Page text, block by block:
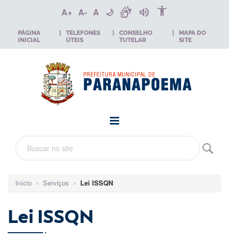
A+ A- A 🌙 sign_language volume_up accessibility_new
PÁGINA
INICIAL
TELEFONES
ÚTEIS
CONSELHO
TUTELAR
MAPA DO
SITE
Início › Serviços › Lei ISSQN
Lei ISSQN